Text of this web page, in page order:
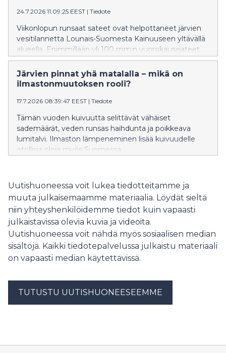
tyhjennettyä. Kovan aallokon takia työ jouduttiin välillä
keskeyttämään.
24.7.2026 11:09:25 EEST | Tiedote
Viikonlopun runsaat sateet ovat helpottaneet järvien
vesitilannetta Lounais-Suomesta Kainuuseen yltävällä
alueella. Enimmillään yli 100 mm:n vuorokausisateet
ovat nostaneet viime päivien aikana monen pienen
järven vedenkorkeutta yli 50 cm ja suuria järviä 20–30
cm.
Järvien pinnat yhä matalalla – mikä on
ilmastonmuutoksen rooli?
17.7.2026 08:39:47 EEST | Tiedote
Tämän vuoden kuivuutta selittävät vähäiset
sademäärät, veden runsas haihdunta ja poikkeava
lumitalvi. Ilmaston lämpeneminen lisää kuivuudelle
otollisia oloja myös Suomessa.
Uutishuoneessa voit lukea tiedotteitamme ja
muuta julkaisemaamme materiaalia. Löydät sieltä
niin yhteyshenkilöidemme tiedot kuin vapaasti
julkaistavissa olevia kuvia ja videoita.
Uutishuoneessa voit nähdä myös sosiaalisen median
sisältöjä. Kaikki tiedotepalvelussa julkaistu materiaali
on vapaasti median käytettävissä.
TUTUSTU UUTISHUONEESEEMME